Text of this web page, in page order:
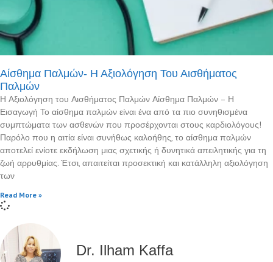
Αίσθημα Παλμών- Η Αξιολόγηση Του Αισθήματος
Παλμών
Η Αξιολόγηση του Αισθήματος Παλμών Αίσθημα Παλμών – Η
Εισαγωγή Το αίσθημα παλμών είναι ένα από τα πιο συνηθισμένα
συμπτώματα των ασθενών που προσέρχονται στους καρδιολόγους!
Παρόλο που η αιτία είναι συνήθως καλοήθης, το αίσθημα παλμών
αποτελεί ενίοτε εκδήλωση μιας σχετικής ή δυνητικά απειλητικής για τη
ζωή αρρυθμίας. Έτσι, απαιτείται προσεκτική και κατάλληλη αξιολόγηση
των
Read More »
Dr. Ilham Kaffa